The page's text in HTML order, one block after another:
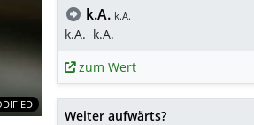
Inhalte teilweise mit KI erstellt.
k.A. k.A.
k.A. k.A.
zum Wert
Weiter aufwärts?